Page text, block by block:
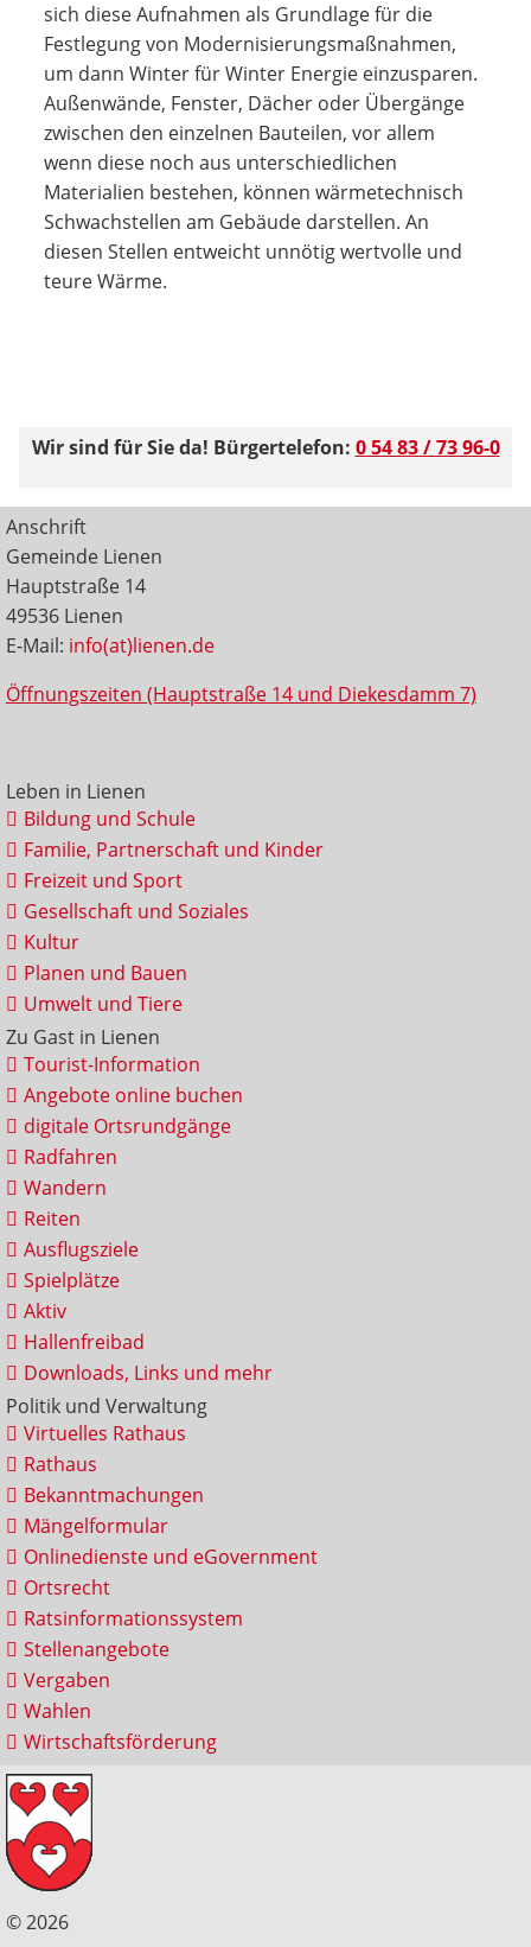
sich diese Aufnahmen als Grundlage für die
Festlegung von Modernisierungsmaßnahmen,
um dann Winter für Winter Energie einzusparen.
Außenwände, Fenster, Dächer oder Übergänge
zwischen den einzelnen Bauteilen, vor allem
wenn diese noch aus unterschiedlichen
Materialien bestehen, können wärmetechnisch
Schwachstellen am Gebäude darstellen. An
diesen Stellen entweicht unnötig wertvolle und
teure Wärme.
Wir sind für Sie da! Bürgertelefon: 0 54 83 / 73 96-0
Anschrift
Gemeinde Lienen
Hauptstraße 14
49536 Lienen
E-Mail: info(at)lienen.de
Öffnungszeiten (Hauptstraße 14 und Diekesdamm 7)
Leben in Lienen
Bildung und Schule
Familie, Partnerschaft und Kinder
Freizeit und Sport
Gesellschaft und Soziales
Kultur
Planen und Bauen
Umwelt und Tiere
Zu Gast in Lienen
Tourist-Information
Angebote online buchen
digitale Ortsrundgänge
Radfahren
Wandern
Reiten
Ausflugsziele
Spielplätze
Aktiv
Hallenfreibad
Downloads, Links und mehr
Politik und Verwaltung
Virtuelles Rathaus
Rathaus
Bekanntmachungen
Mängelformular
Onlinedienste und eGovernment
Ortsrecht
Ratsinformationssystem
Stellenangebote
Vergaben
Wahlen
Wirtschaftsförderung
© 2026